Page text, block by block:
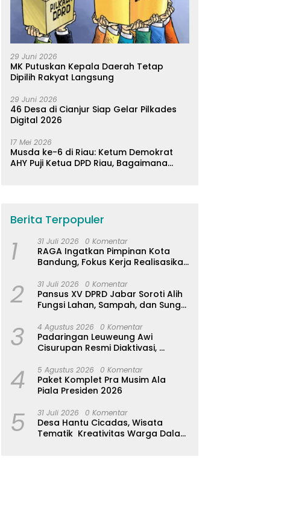
29 Juni 2026
MK Putuskan Kepala Daerah Tetap
Dipilih Rakyat Langsung
29 Juni 2026
46 Desa di Cianjur Siap Gelar Pilkades
Digital 2026
17 Mei 2026
Musda ke-6 di Riau: Ketum Demokrat
AHY Puji Ketua DPD Riau, Bagaimana
Berita Terpopuler
1 31 Juli 2026 0 Komentar
RAGA Ingatkan Pimpinan Kota
Bandung, Fokus Kerja Realisasikan
2 31 Juli 2026 0 Komentar
Pansus XV DPRD Jabar Soroti Alih
Fungsi Lahan, Sampah, dan Sungai
3 4 Agustus 2026 0 Komentar
Padaringan Leuweung Awi
Cisurupan Resmi Diaktivasi,
Pemberdayaan Warga
4 5 Agustus 2026 0 Komentar
Paket Komplet Pra Musim Ala
Piala Presiden 2026
5 31 Juli 2026 0 Komentar
Desa Hantu Cicadas, Wisata
Tematik Kreativitas Warga Dalam